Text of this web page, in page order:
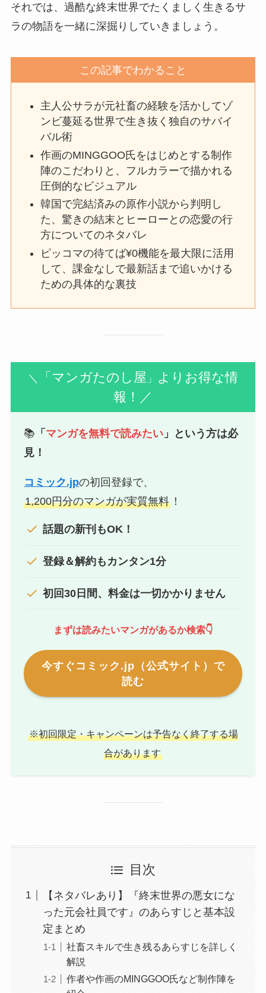
それでは、過酷な終末世界でたくましく生きるサ
ラの物語を一緒に深掘りしていきましょう。
この記事でわかること
主人公サラが元社畜の経験を活かしてゾ
ンビ蔓延る世界で生き抜く独自のサバイ
バル術
作画のMINGGOO氏をはじめとする制作
陣のこだわりと、フルカラーで描かれる
圧倒的なビジュアル
韓国で完結済みの原作小説から判明し
た、驚きの結末とヒーローとの恋愛の行
方についてのネタバレ
ピッコマの待てば¥0機能を最大限に活用
して、課金なしで最新話まで追いかける
ための具体的な裏技
＼ 「マンガたのし屋 」 よりお得な情
報！／
📚 「 マンガを無料で読みたい 」という方は必
見！
コミック.jpの初回登録で、
1,200円分のマンガが実質無料 ！
話題の新刊もOK！
登録＆解約もカンタン1分
初回30日間、料金は一切かかりません
まずは読みたいマンガがあるか検索👇
今すぐコミック.jp（公式サイト）で
読む
※初回限定・キャンペーンは予告なく終了する場
合があります
目次
【ネタバレあり】『終末世界の悪女にな
った元会社員です』のあらすじと基本設
定まとめ
社畜スキルで生き残るあらすじを詳しく
解説
作者や作画のMINGGOO氏など制作陣を